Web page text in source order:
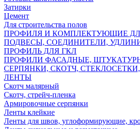
Затирки
Цемент
Для строительства полов
ПРОФИЛЯ И КОМПЛЕКТУЮЩИЕ
ПОДВЕСЫ, СОЕДИНИТЕЛИ,
ПРОФИЛЬ ДЛЯ ГКЛ
ПРОФИЛИ ФАСАДНЫЕ,
СЕРПЯНКИ, СКОТЧ,
ЛЕНТЫ
Скотч малярный
Скотч, стрейч-пленка
Армировочные серпянки
Ленты клейкие
Ленты для швов, углоформирующие,